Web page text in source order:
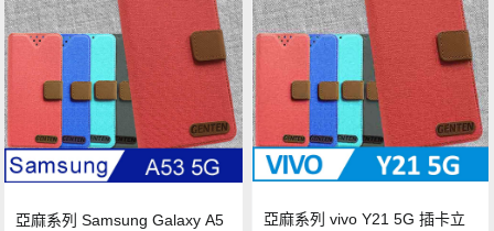
亞麻系列 Samsung Galaxy A5
亞麻系列 vivo Y21 5G 插卡立